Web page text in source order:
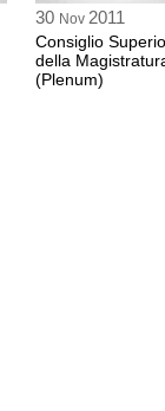
30 Nov 2011
Consiglio
della
(Plenum)